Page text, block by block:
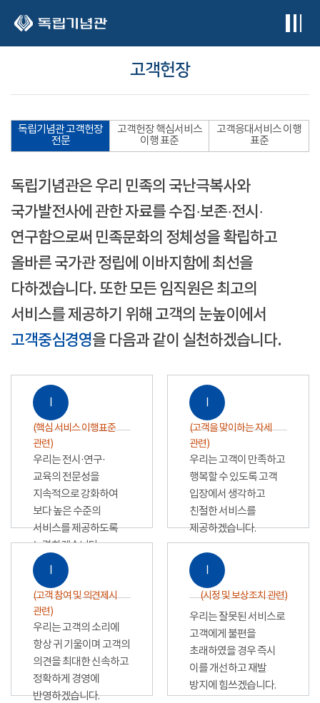
고객헌장
독립기념관 고객헌장
전문
고객헌장 핵심서비스
이행 표준
고객응대서비스 이행
표준
독립기념관은 우리 민족의 국난극복사와
국가발전사에 관한 자료를 수집·보존·전시·
연구함으로써 민족문화의 정체성을 확립하고
올바른 국가관 정립에 이바지함에 최선을
다하겠습니다. 또한 모든 임직원은 최고의
서비스를 제공하기 위해 고객의 눈높이에서
고객중심경영을 다음과 같이 실천하겠습니다.
Ⅰ
(핵심 서비스 이행표준
관련)
우리는 전시·연구·
교육의 전문성을
지속적으로 강화하여
보다 높은 수준의
서비스를 제공하도록
노력하겠습니다.
Ⅰ
(고객을 맞이하는 자세
관련)
우리는 고객이 만족하고
행복할 수 있도록 고객
입장에서 생각하고
친절한 서비스를
제공하겠습니다.
Ⅰ
(고객 참여 및 의견제시
관련)
우리는 고객의 소리에
항상 귀 기울이며 고객의
의견을 최대한 신속하고
정확하게 경영에
반영하겠습니다.
Ⅰ
(시정 및 보상조치 관련)
우리는 잘못된 서비스로
고객에게 불편을
초래하였을 경우 즉시
이를 개선하고 재발
방지에 힘쓰겠습니다.